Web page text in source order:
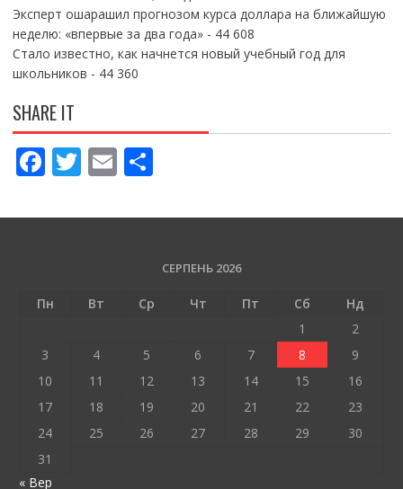
Эксперт ошарашил прогнозом курса доллара на ближайшую
неделю: «впервые за два года»- 44 608
Стало известно, как начнется новый учебный год для
школьников - 44 360
SHARE IT
F
e
o
T
itt
E
ai
П
ді
и
т
СЕРПЕНЬ 2026
Пн Вт Ср Чт Пт Сб
Нд
1
2
3
4 5 6 7 8
9
10
11 12 13 14 15
16
17
18 19 20 21 22
23
24
25 26 27 28 29
30
31
« Вер